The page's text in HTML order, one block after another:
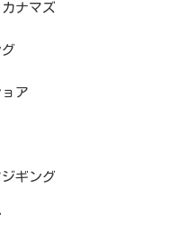
ナマズ
ア
ギング